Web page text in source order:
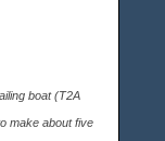
boat (T2A
make about five